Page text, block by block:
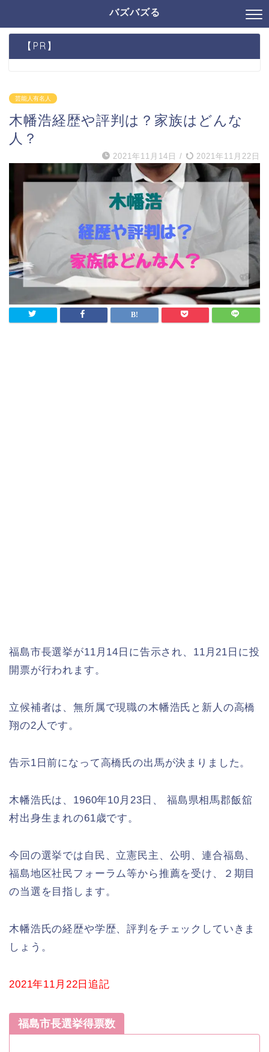
バズバズる
【PR】
芸能人有名人
木幡浩経歴や評判は？家族はどんな
人？
2021年11月14日 / 2021年11月22日
福島市長選挙が11月14日に告示され、11月21日に投
開票が行われます。
立候補者は、無所属で現職の木幡浩氏と新人の高橋
翔の2人です。
告示1日前になって高橋氏の出馬が決まりました。
木幡浩氏は、1960年10月23日、 福島県相馬郡飯舘
村出身生まれの61歳です。
今回の選挙では自民、立憲民主、公明、連合福島、
福島地区社民フォーラム等から推薦を受け、２期目
の当選を目指します。
木幡浩氏の経歴や学歴、評判をチェックしていきま
しょう。
2021年11月22日追記
福島市長選挙得票数